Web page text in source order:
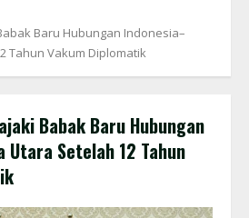
Baru Hubungan Indonesia–
Tahun Vakum Diplomatik
Babak Baru Hubungan
Utara Setelah 12 Tahun